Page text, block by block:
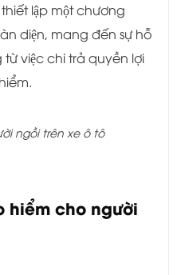
lập một chương
diện, mang đến sự hỗ
việc chi trả quyền lợi
ngồi trên xe ô tô
hiểm cho người